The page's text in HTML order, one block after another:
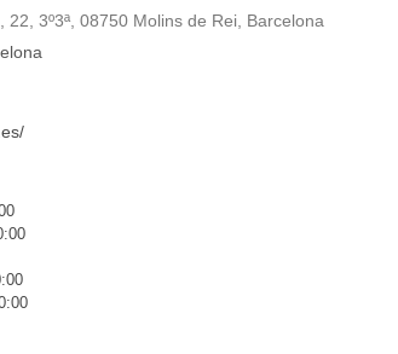
22, 3º3ª, 08750 Molins de Rei, Barcelona